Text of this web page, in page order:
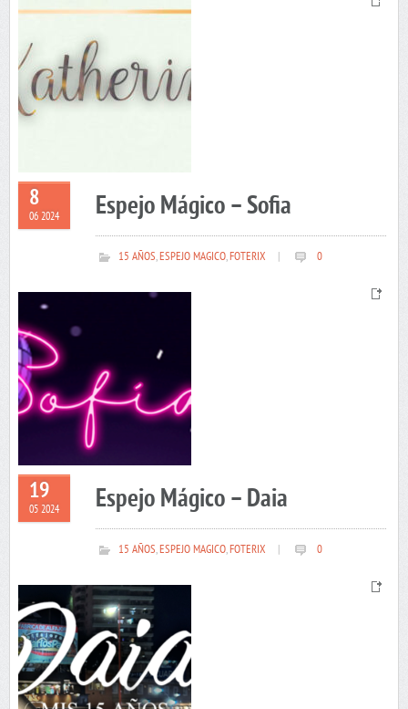
8
06 2024 Espejo Mágico – Sofia
15 AÑOS,ESPEJO MAGICO,FOTERIX 0
19
05 2024 Espejo Mágico – Daia
15 AÑOS,ESPEJO MAGICO,FOTERIX 0